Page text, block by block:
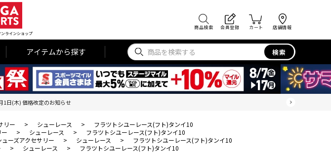
ラインショップ
商品検索 会員登録 カート 店舗情報
アイテムから探す 検索
1日(木) 価格改定のお知らせ
リー > シューレース >
フラツトシユーレース(フト)タンイ10
> シューレース >
フラツトシユーレース(フト)タンイ10
ューズアクセサリー > シューレース >
フラツトシユーレース(フト)タンイ10
> シューレース > フラツトシユーレース(フト)タンイ10